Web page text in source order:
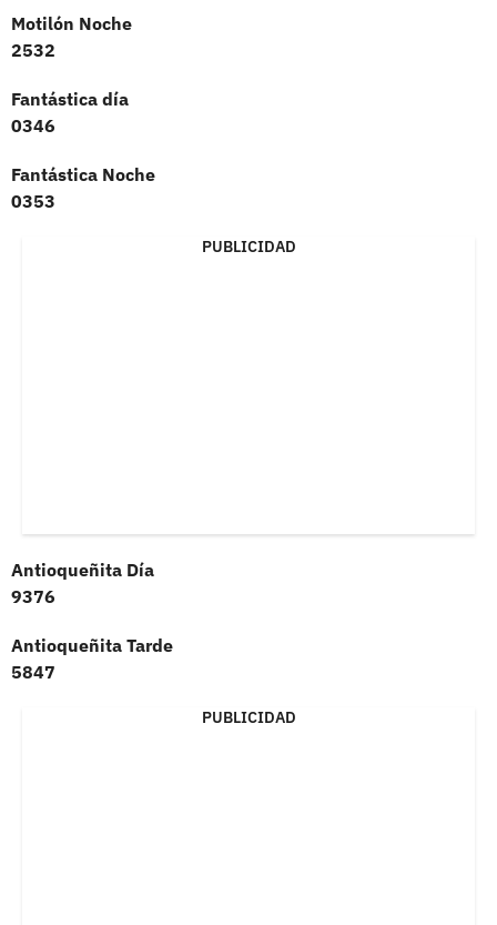
Motilón Noche
2532
Fantástica día
0346
Fantástica Noche
0353
PUBLICIDAD
Antioqueñita Día
9376
Antioqueñita Tarde
5847
PUBLICIDAD